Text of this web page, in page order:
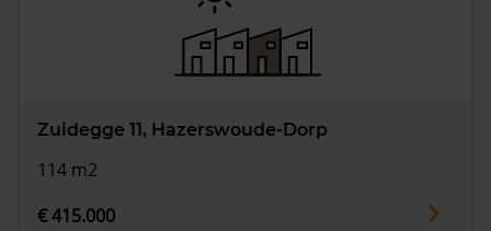
Zuidegge 11, Hazerswoude-Dorp
114 m2
€ 415.000